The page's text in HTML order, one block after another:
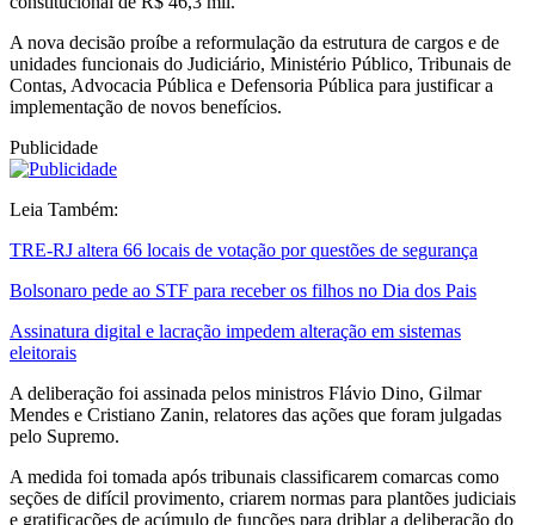
A nova decisão proíbe a reformulação da estrutura de cargos e de
unidades funcionais do Judiciário, Ministério Público, Tribunais de
Contas, Advocacia Pública e Defensoria Pública para justificar a
implementação de novos benefícios.
Publicidade
Leia Também:
TRE-RJ altera 66 locais de votação por questões de segurança
Bolsonaro pede ao STF para receber os filhos no Dia dos Pais
Assinatura digital e lacração impedem alteração em sistemas
eleitorais
A deliberação foi assinada pelos ministros Flávio Dino, Gilmar
Mendes e Cristiano Zanin, relatores das ações que foram julgadas
pelo Supremo.
A medida foi tomada após tribunais classificarem comarcas como
seções de difícil provimento, criarem normas para plantões judiciais
e gratificações de acúmulo de funções para driblar a deliberação do